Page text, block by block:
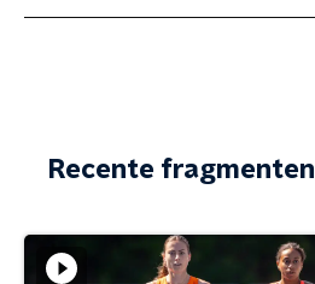
Recente fragmenten